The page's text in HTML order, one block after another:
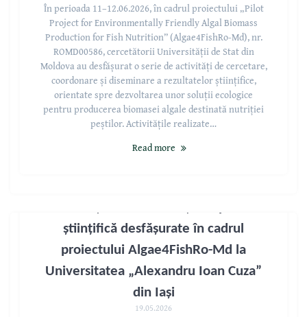
În perioada 11–12.06.2026, în cadrul proiectului „Pilot
Project for Environmentally Friendly Algal Biomass
Production for Fish Nutrition” (Algae4FishRo-Md), nr.
ROMD00586, cercetătorii Universității de Stat din
Moldova au desfășurat o serie de activități de cercetare,
coordonare și diseminare a rezultatelor științifice,
orientate spre dezvoltarea unor soluții ecologice
pentru producerea biomasei algale destinată nutriției
peștilor. Activitățile realizate…
Read more
științifică desfășurate în cadrul
proiectului Algae4FishRo-Md la
Universitatea „Alexandru Ioan Cuza”
din Iași
19.05.2026